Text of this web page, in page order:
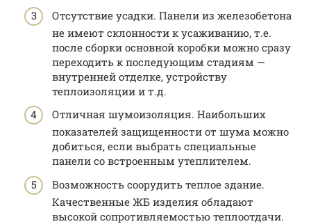
Отсутствие усадки. Панели из железобетона
не имеют склонности к усаживанию, т.е.
после сборки основной коробки можно сразу
переходить к последующим стадиям —
внутренней отделке, устройству
теплоизоляции и т.д.
Отличная шумоизоляция. Наибольших
показателей защищенности от шума можно
добиться, если выбрать специальные
панели со встроенным утеплителем.
Возможность соорудить теплое здание.
Качественные ЖБ изделия обладают
высокой сопротивляемостью теплоотдачи.